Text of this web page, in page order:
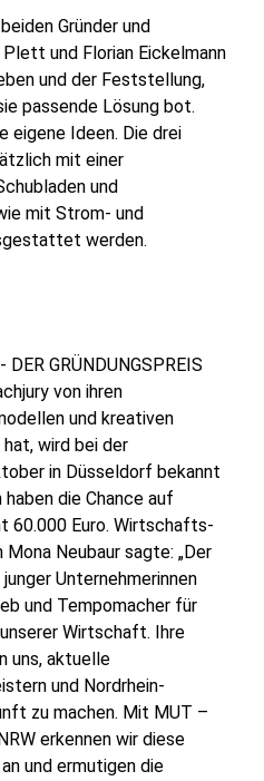
Gründer und
und Florian Eickelmann
und der Feststellung,
passende Lösung bot.
eigene Ideen. Die drei
mit einer
und
mit Strom- und
werden.
GRÜNDUNGSPREIS
von ihren
und kreativen
hat, wird bei der
in Düsseldorf bekannt
die Chance auf
60.000 Euro. Wirtschafts-
Neubaur sagte: „Der
Unternehmerinnen
und Tempomacher für
Wirtschaft. Ihre
uns, aktuelle
und Nordrhein-
zu machen. Mit MUT –
erkennen wir diese
und ermutigen die